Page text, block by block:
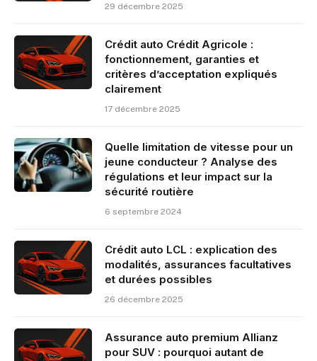
29 décembre 2025
Crédit auto Crédit Agricole :
fonctionnement, garanties et
critères d’acceptation expliqués
clairement
17 décembre 2025
Quelle limitation de vitesse pour un
jeune conducteur ? Analyse des
régulations et leur impact sur la
sécurité routière
6 septembre 2024
Crédit auto LCL : explication des
modalités, assurances facultatives
et durées possibles
26 décembre 2025
Assurance auto premium Allianz
pour SUV : pourquoi autant de